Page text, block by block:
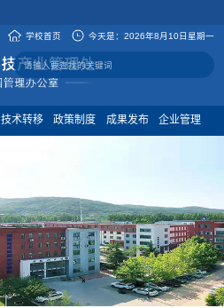
学校首页 今天是： 2026年8月10日星期一
技术转移 政策制度 成果发布 企业管理